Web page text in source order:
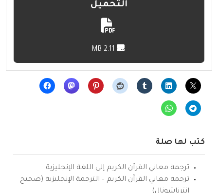
التحميل
كتب لها صلة
ترجمة معاني القرآن الكريم إلى اللغة الإنجليزية
ترجمة معاني القرآن الكريم – الترجمة الإنجليزية (صحيح